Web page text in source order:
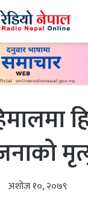
अशोज १०, २०७९